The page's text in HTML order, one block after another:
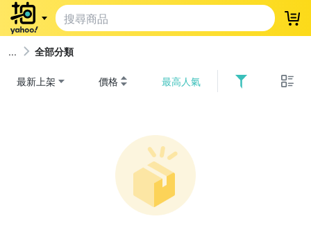
登
全部分類
最新上架 價格 最高人氣